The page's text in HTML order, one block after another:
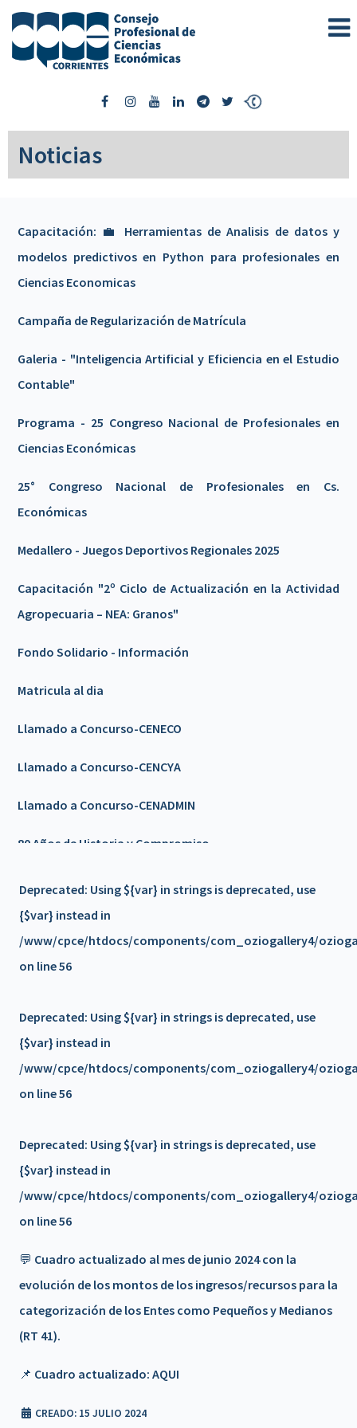
Noticias
Capacitación: 💼 Herramientas de Analisis de datos y
modelos predictivos en Python para profesionales en
Ciencias Economicas
Campaña de Regularización de Matrícula
Galeria - "Inteligencia Artificial y Eficiencia en el Estudio
Contable"
Programa - 25 Congreso Nacional de Profesionales en
Ciencias Económicas
25° Congreso Nacional de Profesionales en Cs.
Económicas
Medallero - Juegos Deportivos Regionales 2025
Capacitación "2º Ciclo de Actualización en la Actividad
Agropecuaria – NEA: Granos"
Fondo Solidario - Información
Matricula al dia
Llamado a Concurso-CENECO
Llamado a Concurso-CENCYA
Llamado a Concurso-CENADMIN
80 Años de Historia y Compromiso
Llamado a Concurso-CENCYA
Feriado 9 de Julio
Nuevo servicio - PLATAFORMA DE FORMACION/a>
Campaña Solidaria de Donación de Sangre
📍 Reunión de Junta de Gobierno de la FACPCE – Mendoza
AMERICANA
💬 Más convenios, más beneficios 🌟 THE ROOM -
MASAJES
Deprecated: Using ${var} in strings is deprecated, use
{$var} instead in
/www/cpce/htdocs/components/com_oziogallery4/
on line56
Deprecated: Using ${var} in strings is deprecated, use
{$var} instead in
/www/cpce/htdocs/components/com_oziogallery4/
on line56
Deprecated: Using ${var} in strings is deprecated, use
{$var} instead in
/www/cpce/htdocs/components/com_oziogallery4/
on line56
💬 Cuadro actualizado al mes de junio 2024 con la
evolución de los montos de los ingresos/recursos para la
categorización de los Entes como Pequeños y Medianos
(RT 41).
📌 Cuadro actualizado: AQUI
CREADO: 15 JULIO 2024